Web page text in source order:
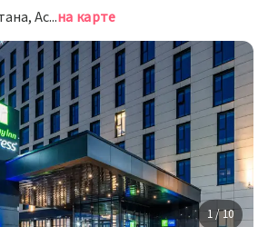
Turan avenue 44, Астана, Астанана карте
1 / 10